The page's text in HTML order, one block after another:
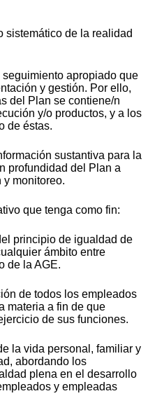
sistemático de la realidad
apropiado que
y gestión. Por ello,
del Plan se contiene/n
y/o productos, y a los
de éstas.
sustantiva para la
profundidad del Plan a
y monitoreo.
que tenga como fin:
principio de igualdad de
ámbito entre
de la AGE.
de todos los empleados
materia a fin de que
de sus funciones.
la vida personal, familiar y
abordando los
plena en el desarrollo
y empleadas